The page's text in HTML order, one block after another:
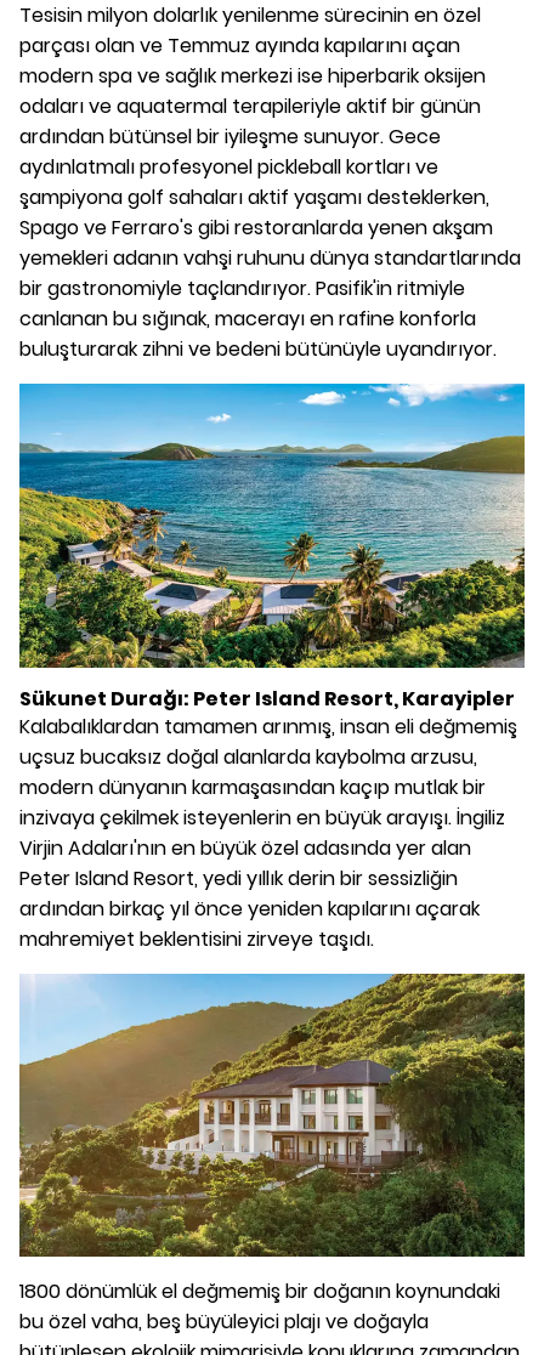
Tesisin milyon dolarlık yenilenme sürecinin en özel
parçası olan ve Temmuz ayında kapılarını açan
modern spa ve sağlık merkezi ise hiperbarik oksijen
odaları ve aquatermal terapileriyle aktif bir günün
ardından bütünsel bir iyileşme sunuyor. Gece
aydınlatmalı profesyonel pickleball kortları ve
şampiyona golf sahaları aktif yaşamı desteklerken,
Spago ve Ferraro's gibi restoranlarda yenen akşam
yemekleri adanın vahşi ruhunu dünya standartlarında
bir gastronomiyle taçlandırıyor. Pasifik'in ritmiyle
canlanan bu sığınak, macerayı en rafine konforla
buluşturarak zihni ve bedeni bütünüyle uyandırıyor.
Sükunet Durağı: Peter Island Resort, Karayipler
Kalabalıklardan tamamen arınmış, insan eli değmemiş
uçsuz bucaksız doğal alanlarda kaybolma arzusu,
modern dünyanın karmaşasından kaçıp mutlak bir
inzivaya çekilmek isteyenlerin en büyük arayışı. İngiliz
Virjin Adaları'nın en büyük özel adasında yer alan
Peter Island Resort, yedi yıllık derin bir sessizliğin
ardından birkaç yıl önce yeniden kapılarını açarak
mahremiyet beklentisini zirveye taşıdı.
1800 dönümlük el değmemiş bir doğanın koynundaki
bu özel vaha, beş büyüleyici plajı ve doğayla